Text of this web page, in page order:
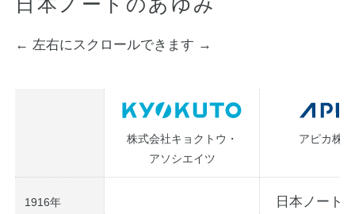
探求・自主学習のすすめ
工場フォトツアー
アンケート
← 左右にスクロールできます →
株式会社キョクトウ・
アソシエイツ
アピカ株
1916年
日本ノート